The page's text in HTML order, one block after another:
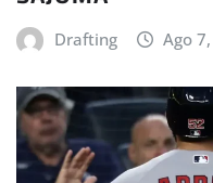
Drafting Ago